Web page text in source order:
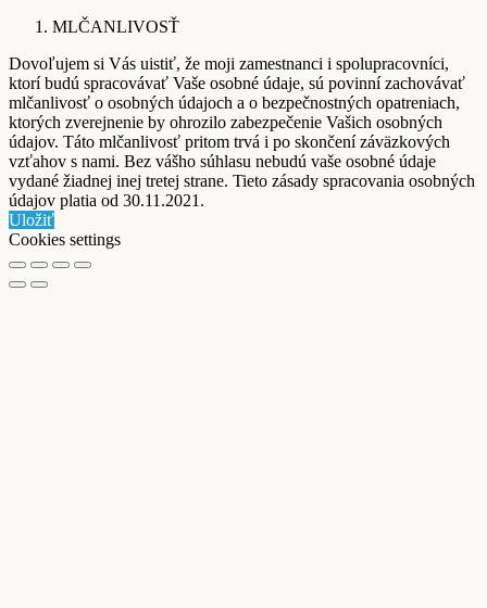
MLČANLIVOSŤ
Dovoľujem si Vás uistiť, že moji zamestnanci i spolupracovníci,
ktorí budú spracovávať Vaše osobné údaje, sú povinní zachovávať
mlčanlivosť o osobných údajoch a o bezpečnostných opatreniach,
ktorých zverejnenie by ohrozilo zabezpečenie Vašich osobných
údajov. Táto mlčanlivosť pritom trvá i po skončení záväzkových
vzťahov s nami. Bez vášho súhlasu nebudú vaše osobné údaje
vydané žiadnej inej tretej strane. Tieto zásady spracovania osobných
údajov platia od 30.11.2021.
Uložiť
Cookies settings